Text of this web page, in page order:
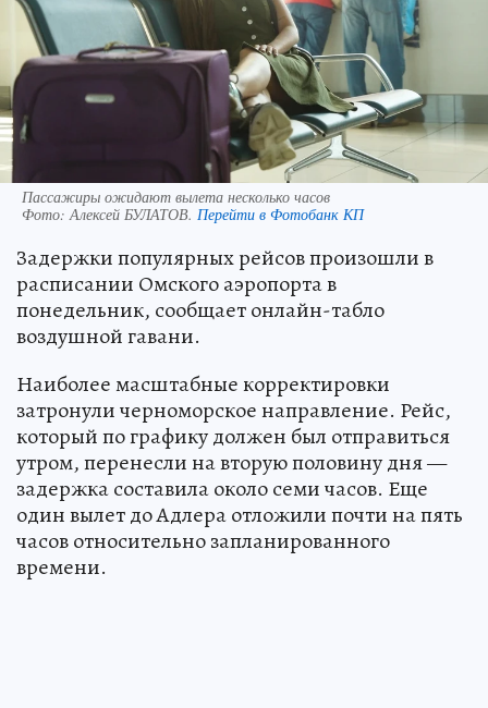
Пассажиры ожидают вылета несколько часов
Фото:Алексей БУЛАТОВ. Перейти в Фотобанк КП
Задержки популярных рейсов произошли в
расписании Омского аэропорта в
понедельник, сообщает онлайн-табло
воздушной гавани.
Наиболее масштабные корректировки
затронули черноморское направление. Рейс,
который по графику должен был отправиться
утром, перенесли на вторую половину дня —
задержка составила около семи часов. Еще
один вылет до Адлера отложили почти на пять
часов относительно запланированного
времени.